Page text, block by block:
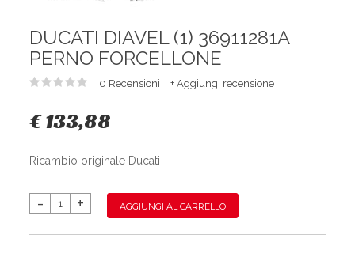
DUCATI DIAVEL (1) 36911281A
PERNO FORCELLONE
0 Recensioni + Aggiungi recensione
€ 133,88
Ricambio originale Ducati
AGGIUNGI AL CARRELLO